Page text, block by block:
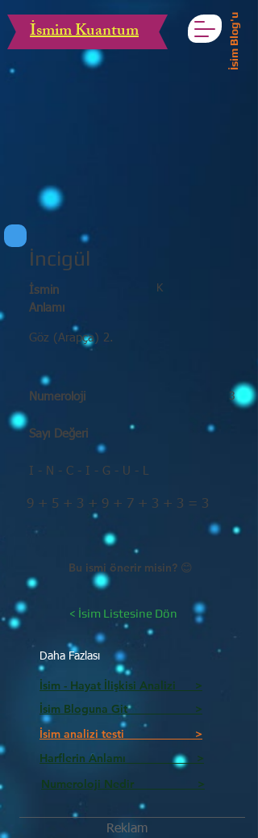
İsmim Kuantum İsim Blog'u
İncigül
K
İsmin
Anlamı
Göz (Arapça) 2.
Numeroloji
Sayı Değeri
3
I - N - C - I - G - U - L
9 + 5 + 3 + 9 + 7 + 3 + 3 = 3
Bu ismi önerir misin? 😊
< İsim Listesine Dön
Daha Fazlası
İsim - Hayat İlişkisi Analizi >
İsim Bloguna Git >
İsim analizi testi >
Harflerin Anlamı >
Numeroloji Nedir_________ >
Reklam